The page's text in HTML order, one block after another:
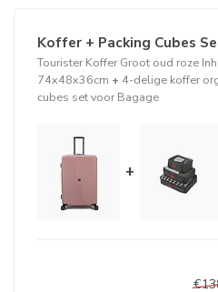
Koffer + Packing Cubes
Tourister Koffer Groot oud roze
74x48x36cm + 4-delige koffer
cubes set voor Bagage
+